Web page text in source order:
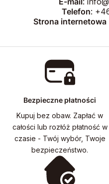
Telefon:
Strona internetowa
Bezpieczne płatności
Kupuj bez obaw. Zapłać w
całości lub rozłóż płatność w
czasie - Twój wybór, Twoje
bezpieczeństwo.